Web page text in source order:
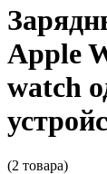
Apple
watch
(2 товара)